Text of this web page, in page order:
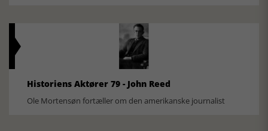
Historiens Aktører 79 - John Reed
Ole Mortensøn fortæller om den amerikanske journalist